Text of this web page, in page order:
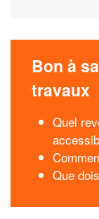
Bon à
travaux
Quel
Que